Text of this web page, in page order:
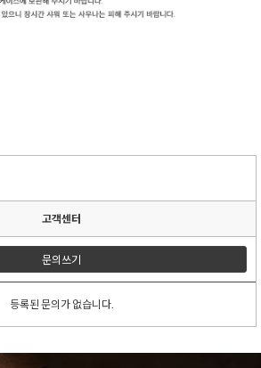
고객센터
문의쓰기
등록된 문의가 없습니다.